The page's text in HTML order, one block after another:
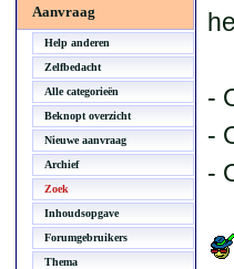
Aanvraag
Help anderen
Zelfbedacht
Alle categorieën
Beknopt overzicht
Nieuwe aanvraag
Archief
Zoek
Inhoudsopgave
Forumgebruikers
Thema
-
-
-